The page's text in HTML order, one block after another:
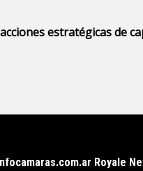
acciones estratégicas de
Royale